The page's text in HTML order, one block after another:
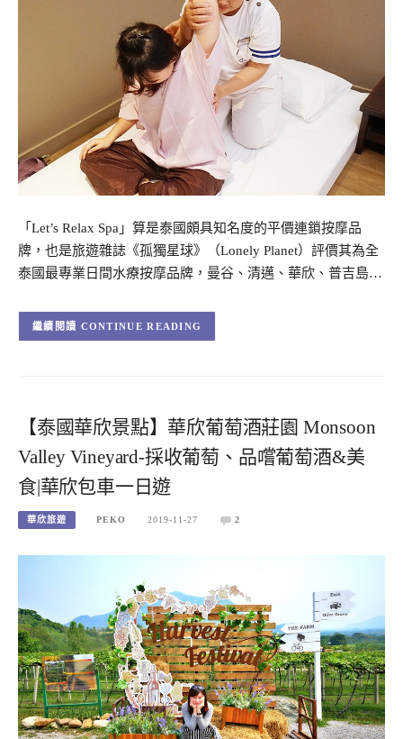
「Let’s Relax Spa」算是泰國頗具知名度的平價連鎖按摩品
牌，也是旅遊雜誌《孤獨星球》（Lonely Planet）評價其為全
泰國最專業日間水療按摩品牌，曼谷、清邁、華欣、普吉島…
CONTINUE READING
【泰國華欣景點】華欣葡萄酒莊園 Monsoon
Valley Vineyard-採收葡萄、品嚐葡萄酒&美
食|華欣包車一日遊
華欣旅遊 PEKO 2019-11-27 2